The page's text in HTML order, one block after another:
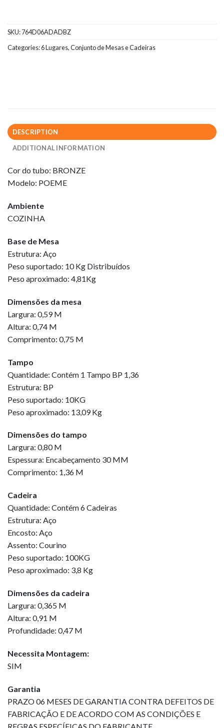
SKU:764D06ADADBZ
Categories:6 Lugares,Conjunto de Mesas e Cadeiras
DESCRIPTION
ADDITIONAL INFORMATION
Cor do tubo: BRONZE
Modelo: POEME
Ambiente
COZINHA
Base de Mesa
Estrutura: Aço
Peso suportado: 10 Kg Distribuídos
Peso aproximado: 4,81Kg
Dimensões da mesa
Largura: 0,59 M
Altura: 0,74 M
Comprimento: 0,75 M
Tampo
Quantidade: Contém 1 Tampo BP 1,36
Estrutura: BP
Peso suportado: 10KG
Peso aproximado: 13,09 Kg
Dimensões do tampo
Largura: 0,80 M
Espessura: Encabeçamento 30 MM
Comprimento: 1,36 M
Cadeira
Quantidade: Contém 6 Cadeiras
Estrutura: Aço
Encosto: Aço
Assento: Courino
Peso suportado: 100KG
Peso aproximado: 3,8 Kg
Dimensões da cadeira
Largura: 0,365 M
Altura: 0,91 M
Profundidade: 0,47 M
Necessita Montagem:
SIM
Garantia
PRAZO 06 MESES DE GARANTIA CONTRA DEFEITOS DE
FABRICAÇÃO E DE ACORDO COM AS CONDIÇÕES E
REGRAS ESPECÍFICAS DO FABRICANTE